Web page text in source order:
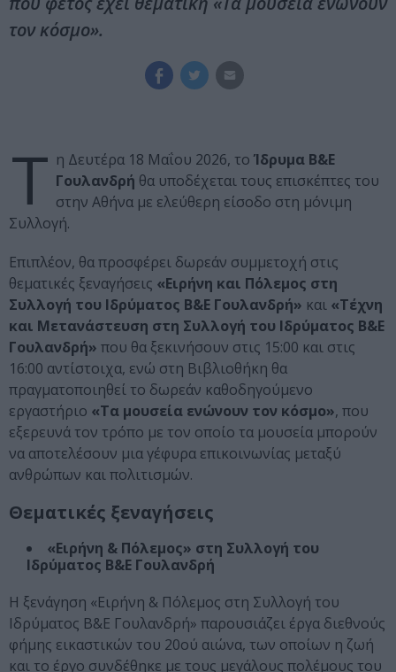
τον κόσμο».
Τ η Δευτέρα 18 Μαΐου 2026, το Ίδρυμα Β&Ε
Γουλανδρή θα υποδέχεται τους επισκέπτες του
στην Αθήνα με ελεύθερη είσοδο στη μόνιμη
Συλλογή.
Επιπλέον, θα προσφέρει δωρεάν συμμετοχή στις
θεματικές ξεναγήσεις «Ειρήνη και Πόλεμος στη
Συλλογή του Ιδρύματος Β&Ε Γουλανδρή» και «Τέχνη
και Μετανάστευση στη Συλλογή του Ιδρύματος Β&Ε
Γουλανδρή» που θα ξεκινήσουν στις 15:00 και στις
16:00 αντίστοιχα, ενώ στη Βιβλιοθήκη θα
πραγματοποιηθεί το δωρεάν καθοδηγούμενο
εργαστήριο «Τα μουσεία ενώνουν τον κόσμο», που
εξερευνά τον τρόπο με τον οποίο τα μουσεία μπορούν
να αποτελέσουν μια γέφυρα επικοινωνίας μεταξύ
ανθρώπων και πολιτισμών.
Θεματικές ξεναγήσεις
«Ειρήνη & Πόλεμος» στη Συλλογή του
Ιδρύματος Β&Ε Γουλανδρή
Η ξενάγηση «Ειρήνη & Πόλεμος στη Συλλογή του
Ιδρύματος Β&Ε Γουλανδρή» παρουσιάζει έργα διεθνούς
φήμης εικαστικών του 20ού αιώνα, των οποίων η ζωή
και το έργο συνδέθηκε με τους μεγάλους πολέμους του